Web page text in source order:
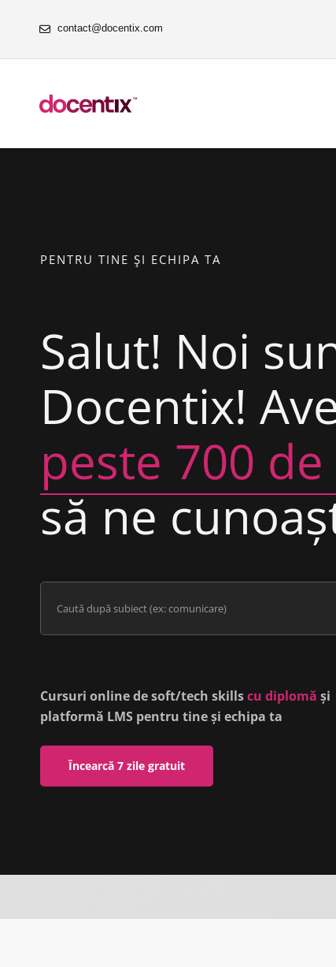
contact@docentix.com
PENTRU TINE ŞI ECHIPA TA
Salut! Noi
Docentix!
peste 700
să ne
Cursuri online de soft/tech skillscu diplomă și
platformă LMS pentru tine și echipa ta
Încearcă 7 zile gratuit